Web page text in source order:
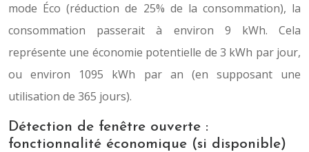
mode Éco (réduction de 25% de la consommation), la
consommation passerait à environ 9 kWh. Cela
représente une économie potentielle de 3 kWh par jour,
ou environ 1095 kWh par an (en supposant une
utilisation de 365 jours).
Détection de fenêtre ouverte :
fonctionnalité économique (si disponible)